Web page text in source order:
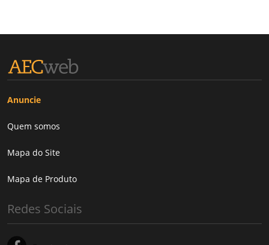
Anuncie
Quem somos
Mapa do Site
Mapa de Produto
Redes Sociais